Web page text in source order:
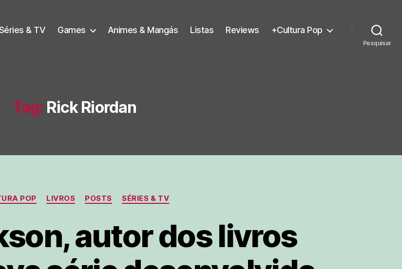
& TV Games Animes & Mangás Listas Reviews +Cultura Pop
Pesquisar
Tag: Rick Riordan
Categorias
POP LIVROS POSTS SÉRIES & TV
autor dos livros